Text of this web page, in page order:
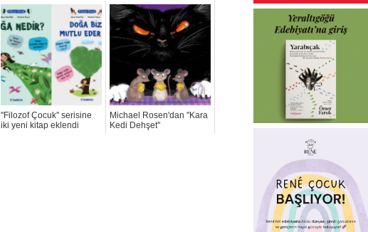
''Filozof Çocuk'' serisine
iki yeni kitap eklendi
Michael Rosen'dan ''Kara
Kedi Dehşet''